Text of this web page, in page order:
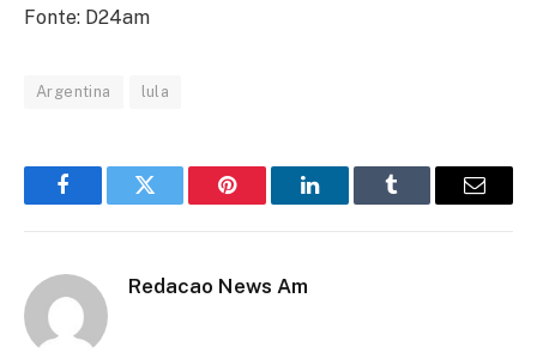
Fonte: D24am
Argentina lula
FacebookTwitter Pinterest LinkedInTumblr Email
Redacao News Am